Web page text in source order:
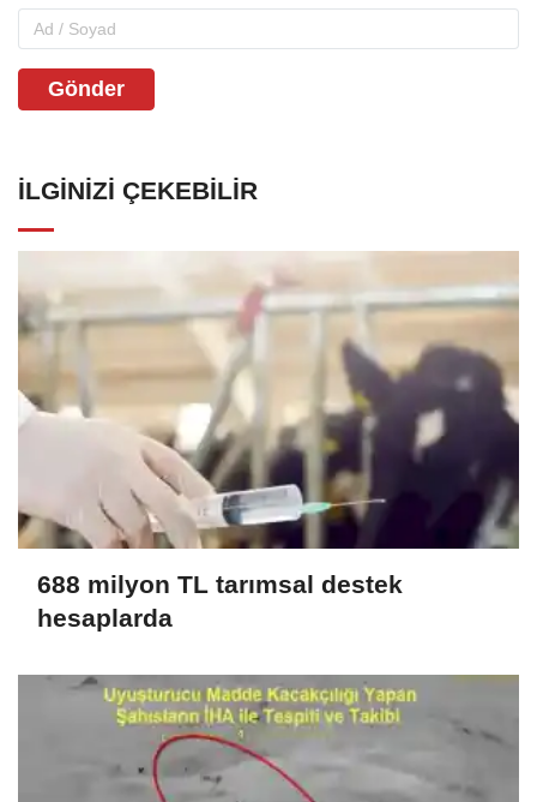
Gönder
İLGINIZI ÇEKEBILIR
688 milyon TL tarımsal destek
hesaplarda